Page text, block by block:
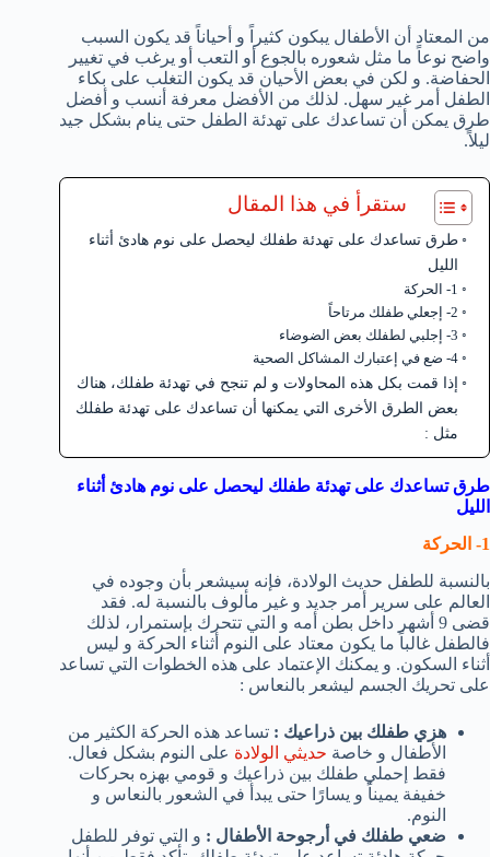
من المعتاد أن الأطفال يبكون كثيراً و أحياناً قد يكون السبب
واضح نوعاً ما مثل شعوره بالجوع أو التعب أو يرغب في تغيير
الحفاضة. و لكن في بعض الأحيان قد يكون التغلب على بكاء
الطفل أمر غير سهل. لذلك من الأفضل معرفة أنسب و أفضل
طرق يمكن أن تساعدك على تهدئة الطفل حتى ينام بشكل جيد
ليلاً.
ستقرأ في هذا المقال
طرق تساعدك على تهدئة طفلك ليحصل على نوم هادئ أثناء
الليل
1- الحركة
2- إجعلي طفلك مرتاحاً
3- إجلبي لطفلك بعض الضوضاء
4- ضع في إعتبارك المشاكل الصحية
إذا قمت بكل هذه المحاولات و لم تنجح في تهدئة طفلك، هناك
بعض الطرق الأخرى التي يمكنها أن تساعدك على تهدئة طفلك
مثل :
طرق تساعدك على تهدئة طفلك ليحصل على نوم هادئ أثناء
الليل
1- الحركة
بالنسبة للطفل حديث الولادة، فإنه سيشعر بأن وجوده في
العالم على سرير أمر جديد و غير مألوف بالنسبة له. فقد
قضى 9 أشهر داخل بطن أمه و التي تتحرك بإستمرار، لذلك
فالطفل غالباً ما يكون معتاد على النوم أثناء الحركة و ليس
أثناء السكون. و يمكنك الإعتماد على هذه الخطوات التي تساعد
على تحريك الجسم ليشعر بالنعاس :
هزي طفلك بين ذراعيك : تساعد هذه الحركة الكثير من
الأطفال و خاصة حديثي الولادة على النوم بشكل فعال.
فقط إحملي طفلك بين ذراعيك و قومي بهزه بحركات
خفيفة يميناً و يسارًا حتى يبدأ في الشعور بالنعاس و
النوم.
ضعي طفلك في أرجوحة الأطفال : و التي توفر للطفل